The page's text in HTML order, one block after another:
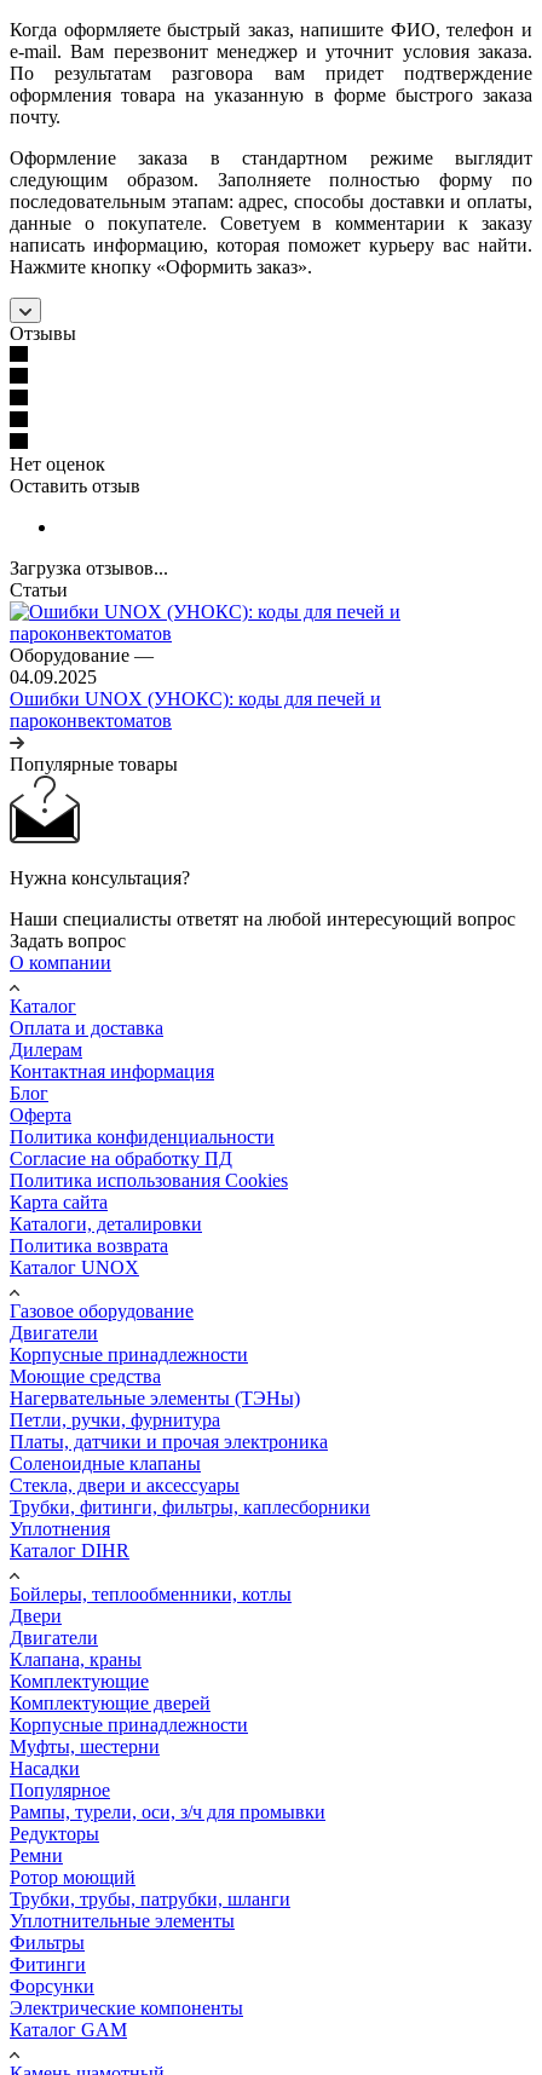
Когда оформляете быстрый заказ, напишите ФИО, телефон и
e-mail. Вам перезвонит менеджер и уточнит условия заказа.
По результатам разговора вам придет подтверждение
оформления товара на указанную в форме быстрого заказа
почту.
Оформление заказа в стандартном режиме выглядит
следующим образом. Заполняете полностью форму по
последовательным этапам: адрес, способы доставки и оплаты,
данные о покупателе. Советуем в комментарии к заказу
написать информацию, которая поможет курьеру вас найти.
Нажмите кнопку «Оформить заказ».
Отзывы
Нет оценок
Оставить отзыв
Загрузка отзывов...
Статьи
Оборудование —
04.09.2025
Ошибки UNOX (УНОКС): коды для печей и
пароконвектоматов
Популярные товары
Нужна консультация?
Наши специалисты ответят на любой интересующий вопрос
Задать вопрос
О компании
Каталог
Оплата и доставка
Дилерам
Контактная информация
Блог
Оферта
Политика конфиденциальности
Согласие на обработку ПД
Политика использования Cookies
Карта сайта
Каталоги, деталировки
Политика возврата
Каталог UNOX
Газовое оборудование
Двигатели
Корпусные принадлежности
Моющие средства
Нагервательные элементы (ТЭНы)
Петли, ручки, фурнитура
Платы, датчики и прочая электроника
Соленоидные клапаны
Стекла, двери и аксессуары
Трубки, фитинги, фильтры, каплесборники
Уплотнения
Каталог DIHR
Бойлеры, теплообменники, котлы
Двери
Двигатели
Клапана, краны
Комплектующие
Комплектующие дверей
Корпусные принадлежности
Муфты, шестерни
Насадки
Популярное
Рампы, турели, оси, з/ч для промывки
Редукторы
Ремни
Ротор моющий
Трубки, трубы, патрубки, шланги
Уплотнительные элементы
Фильтры
Фитинги
Форсунки
Электрические компоненты
Каталог GAM